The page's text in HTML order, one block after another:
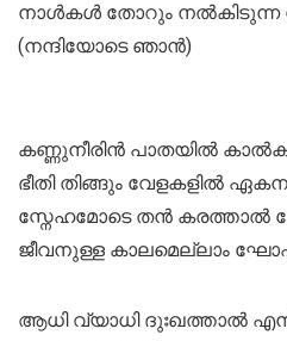
നാൾകൾ തോറും നൽകിടുന്ന
(നന്ദിയോടെ ഞാൻ)
കണ്ണുനീരിൻ പാതയിൽ
ഭീതി തിങ്ങും വേളകളിൽ
സ്നേഹമോടെ തൻ കരത്താൽ
ജീവനുള്ള കാലമെല്ലാം
ആധി വ്യാധി ദുഃഖത്താൽ